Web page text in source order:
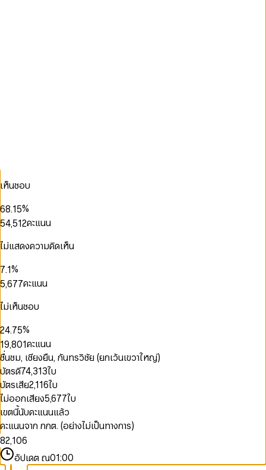
เห็นชอบ
2
4
6
7
8
9
6
8
9
.1
2
3
4
5
6
7
8
3
5
6
7
8
9
%
0
2
4
5
7
9
0
1
3
4
6
8
9
,
2
4
5
7
9
0
1
3
5
6
7
9
0
1
2
4
7
8
คะแนน
ไม่แสดงความคิดเห็น
1
2
3
5
7
8
9
.1
2
3
4
5
6
7
8
9
%
0
1
2
4
5
7
9
,
0
1
2
3
4
5
6
8
0
1
2
4
5
6
7
9
0
1
2
3
4
7
9
คะแนน
ไม่เห็นชอบ
0
2
3
4
5
6
7
8
9
0
2
4
5
6
7
8
9
.
1
2
3
5
7
8
9
0
1
3
5
6
7
8
9
%
1
2
3
4
5
6
7
8
9
0
2
3
4
5
6
8
9,
1
2
3
4
5
7
8
9
0
1
2
3
4
5
6
7
8
9
0
1
2
3
4
5
6
7
8
9
คะแนน
ชื่นชม, เชียงยืน, กันทรวิชัย (ยกเว้นเขวาใหญ่)
บัตรดี74,313ใบ
บัตรเสีย2,116ใบ
ไม่ออกเสียง5,677ใบ
เขตนี้นับคะแนนแล้ว
คะแนนจาก กกต. (อย่างไม่เป็นทางการ)
0
1
2
3
4
5
6
7
8
9
0
1
2
3
4
,
0
1
2
3
0
1
2
0
1
2
3
4
5
6
7
8
อัปเดต ณ01:00